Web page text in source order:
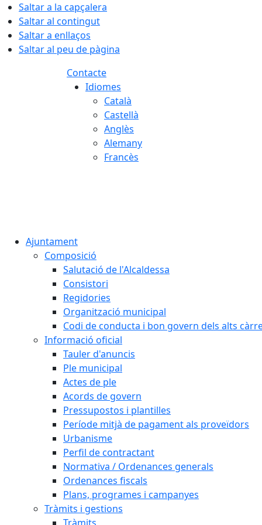
Saltar a la capçalera
Saltar al contingut
Saltar a enllaços
Saltar al peu de pàgina
Contacte
Idiomes
Català
Castellà
Anglès
Alemany
Francès
Ajuntament
Composició
Salutació de l'Alcaldessa
Consistori
Regidories
Organització municipal
Codi de conducta i bon govern dels alts
Informació oficial
Tauler d'anuncis
Ple municipal
Actes de ple
Acords de govern
Pressupostos i plantilles
Període mitjà de pagament als proveïdors
Urbanisme
Perfil de contractant
Normativa / Ordenances generals
Ordenances fiscals
Plans, programes i campanyes
Tràmits i gestions